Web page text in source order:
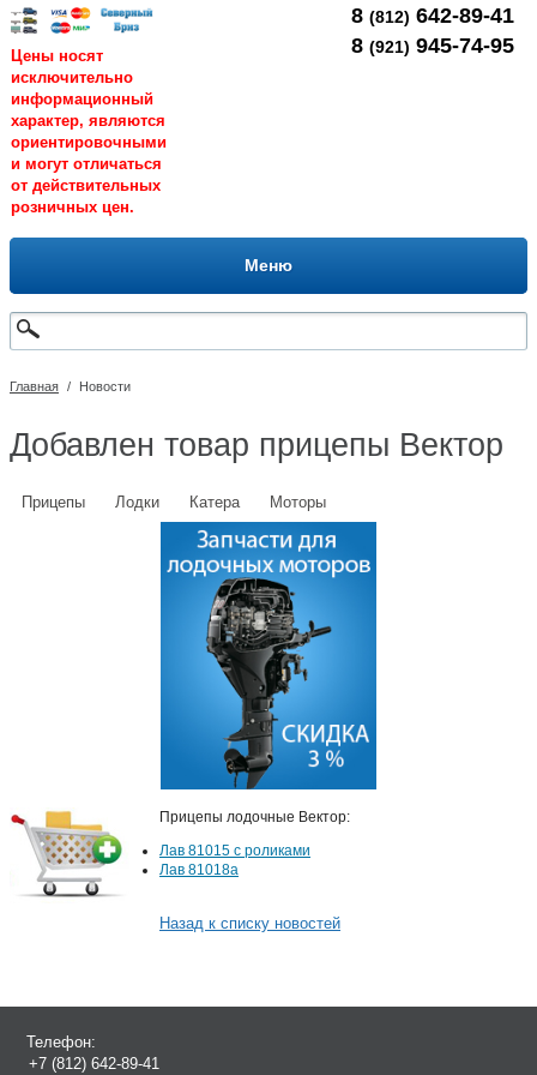
Цены носят
исключительно
информационный
характер, являются
ориентировочными
и могут отличаться
от действительных
розничных цен.
8 (812) 642-89-41
8 (921) 945-74-95
Меню
Главная / Новости
Добавлен товар прицепы Вектор
Прицепы Лодки Катера Моторы
Прицепы лодочные Вектор:
Лав 81015 c роликами
Лав 81018а
Назад к списку новостей
Телефон:
+7 (812) 642-89-41